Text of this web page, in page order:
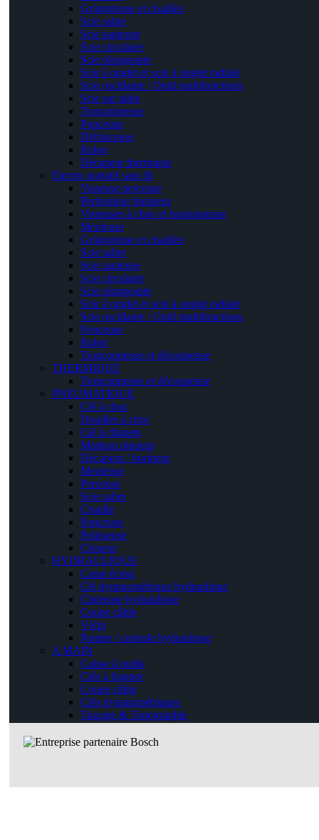
Grignoteuse et cisailles
Scie sabre
Scie sauteuse
Scie circulaire
Scie plongeante
Scie à onglet et scie à onglet radiale
Scie oscillante / Outil multifonctions
Scie sur table
Tronçonneuse
Ponceuse
Défonceuse
Rabot
Décapeur thermique
Electro portatif sans fil
Visseuse perceuse
Perforateur burineur
Visseuses à choc et boulonneuse
Meuleuse
Grignoteuse et cisailles
Scie sabre
Scie sauteuse
Scie circulaire
Scie plongeante
Scie à onglet et scie à onglet radiale
Scie oscillante / Outil multifonctions
Ponceuse
Rabot
Tronçonneuse et découpeuse
THERMIQUE
Tronçonneuse et découpeuse
PNEUMATIQUE
Clé à choc
Douilles à choc
Clé à cliquets
Marteau piqueur
Décapeur / burineur
Meuleuse
Perceuse
Scie sabre
Cisaille
Ponceuse
Polisseuse
Cloueur
HYDRAULIQUE
Casse écrou
Clé dynanométrique hydraulique
Cintreuse hydraulique
Coupe câble
Vérin
Pompe / centrale hydraulique
A MAIN
Caisse à outils
Clés à frapper
Coupe câble
Clés dynanométriques
Traçage & Topographie